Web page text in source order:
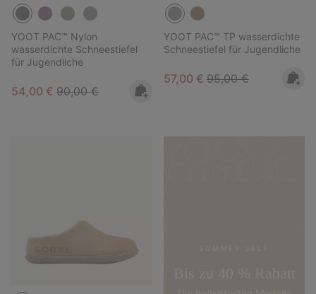
YOOT PAC™ Nylon
wasserdichte Schneestiefel
für Jugendliche
Sale price:
54,00 € Regular price:
90,00 €
YOOT PAC™ TP wasserdichte
Schneestiefel für Jugendliche
Sale price:
57,00 € Regular price:
95,00 €